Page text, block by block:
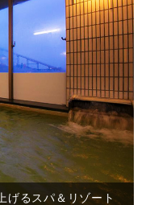
げるスパ＆リゾート